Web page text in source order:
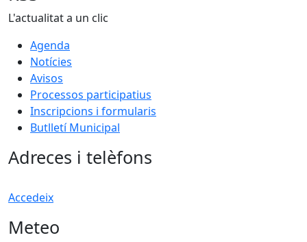
L'actualitat a un clic
Agenda
Notícies
Avisos
Processos participatius
Inscripcions i formularis
Butlletí Municipal
Adreces i telèfons
Accedeix
Meteo